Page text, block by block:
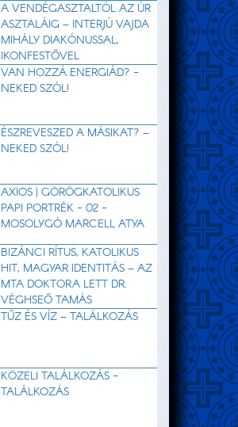
A VENDÉGASZTALTÓL AZ ÚR
ASZTALÁIG – INTERJÚ VAJDA
MIHÁLY DIAKÓNUSSAL,
IKONFESTŐVEL
VAN HOZZÁ ENERGIÁD? -
NEKED SZÓL!
ÉSZREVESZED A MÁSIKAT? –
NEKED SZÓL!
AXIOS | GÖRÖGKATOLIKUS
PAPI PORTRÉK - 02 -
MOSOLYGÓ MARCELL ATYA
BIZÁNCI RÍTUS, KATOLIKUS
HIT, MAGYAR IDENTITÁS – AZ
MTA DOKTORA LETT DR.
VÉGHSEŐ TAMÁS
TŰZ ÉS VÍZ – TALÁLKOZÁS
KÖZELI TALÁLKOZÁS -
TALÁLKOZÁS